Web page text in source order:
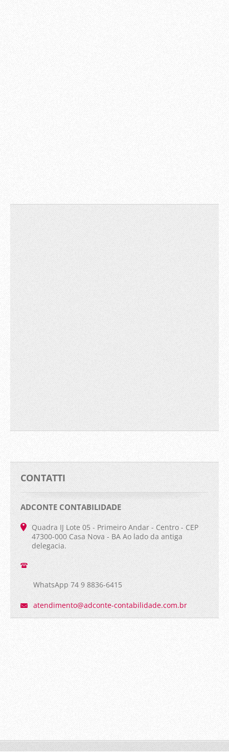
CONTATTI
ADCONTE CONTABILIDADE
Quadra IJ Lote 05 - Primeiro Andar - Centro - CEP
47300-000 Casa Nova - BA Ao lado da antiga
delegacia.
WhatsApp 74 9 8836-6415
atendimento@adconte-contabilidade.com.br